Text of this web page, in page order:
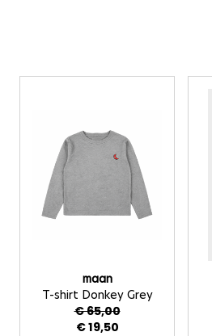
maan
T-shirt Donkey Grey
€ 65,00
€ 19,50